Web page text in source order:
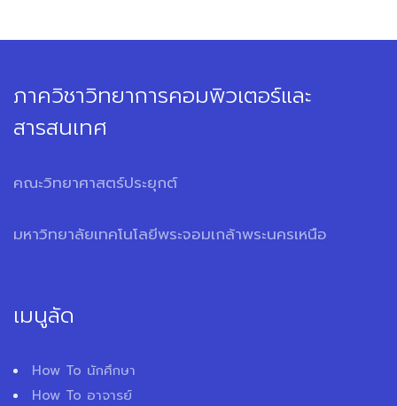
ภาควิชาวิทยาการคอมพิวเตอร์และ
สารสนเทศ
คณะวิทยาศาสตร์ประยุกต์
มหาวิทยาลัยเทคโนโลยีพระจอมเกล้าพระนครเหนือ
เมนูลัด
How To นักศึกษา
How To อาจารย์